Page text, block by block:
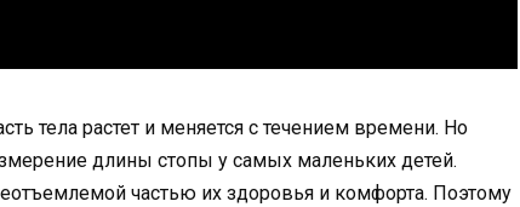
тела растет и меняется с течением времени. Но
длины стопы у самых маленьких детей.
частью их здоровья и комфорта. Поэтому